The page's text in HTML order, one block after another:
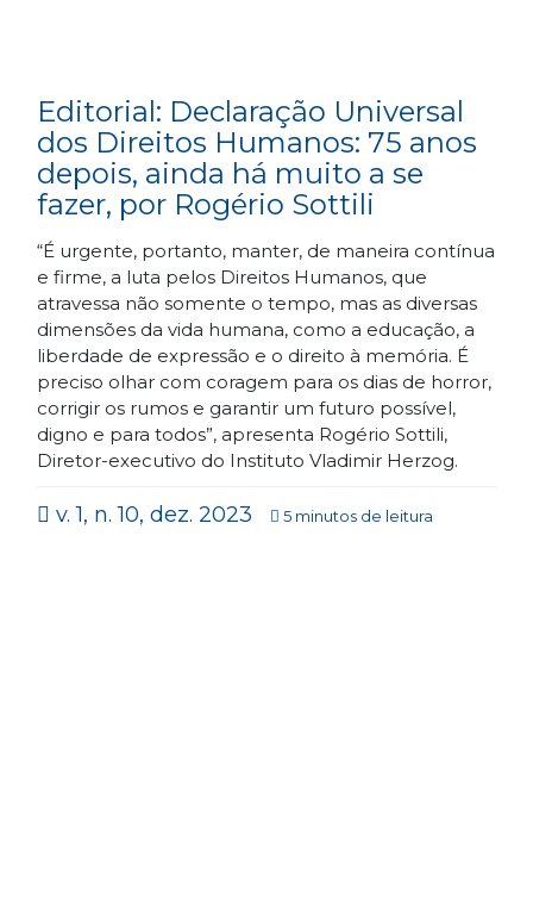
Editorial: Declaração Universal
dos Direitos Humanos: 75 anos
depois, ainda há muito a se
fazer, por Rogério Sottili
“É urgente, portanto, manter, de maneira contínua
e firme, a luta pelos Direitos Humanos, que
atravessa não somente o tempo, mas as diversas
dimensões da vida humana, como a educação, a
liberdade de expressão e o direito à memória. É
preciso olhar com coragem para os dias de horror,
corrigir os rumos e garantir um futuro possível,
digno e para todos”, apresenta Rogério Sottili,
Diretor-executivo do Instituto Vladimir Herzog.
v. 1, n. 10, dez. 2023 5 minutos de leitura